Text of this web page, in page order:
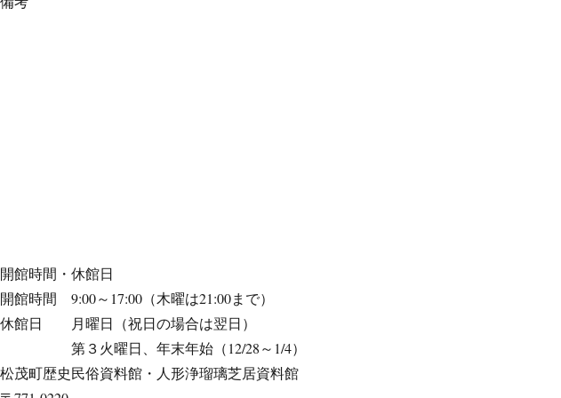
開館時間・休館日
開館時間 9:00～17:00（木曜は21:00まで）
休館日 月曜日（祝日の場合は翌日）
第３火曜日、年末年始（12/28～1/4）
松茂町歴史民俗資料館・人形浄瑠璃芝居資料館